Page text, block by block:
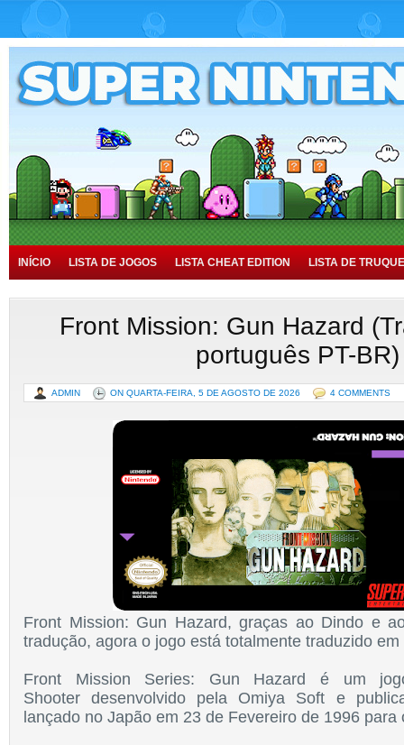
INÍCIO LISTA DE JOGOS LISTA CHEAT EDITION LISTA DE
TUTORIAIS HISTÓRIA
Front Mission: Gun Hazard
português PT-BR)
ADMIN ON QUARTA-FEIRA, 5 DE AGOSTO DE 2026 4 COMMENTS
Front Mission: Gun Hazard, graças ao Dindo e
tradução, agora o jogo está totalmente traduzido
Front Mission Series: Gun Hazard é um
Shooterdesenvolvido pela Omiya Soft e
lançado no Japão em 23 de Fevereiro de 1996 para